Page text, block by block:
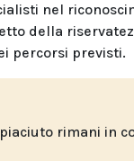
nel
della
percorsi previsti.
rimani in